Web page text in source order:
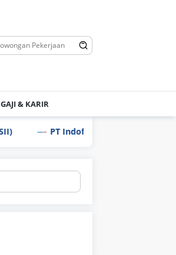
GAJI & KARIR
PT Indofood CBP Sukses Makmur Tbk